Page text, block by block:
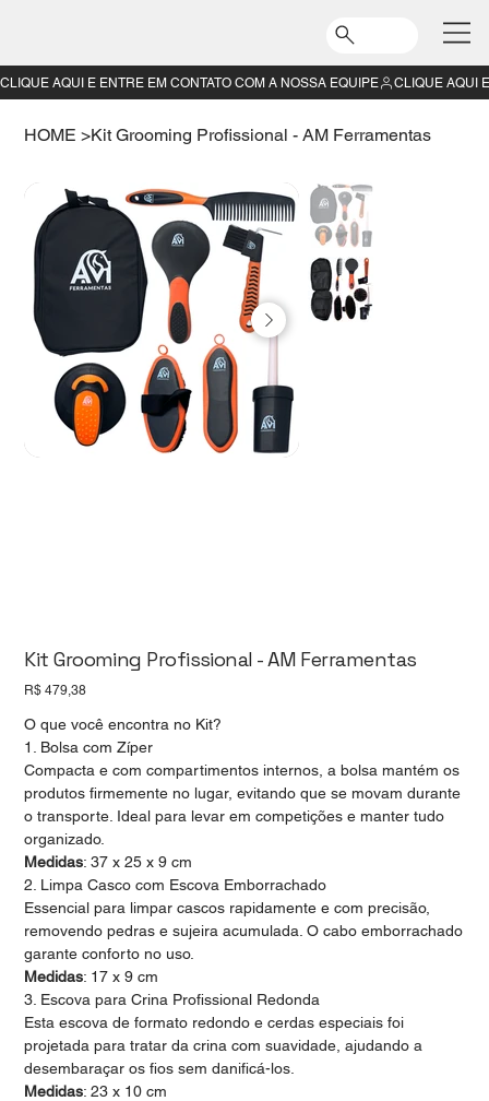
HOME >Kit Grooming Profissional - AM Ferramentas
Kit Grooming Profissional - AM Ferramentas
Preço
R$ 479,38
O que você encontra no Kit?
1. Bolsa com Zíper
Compacta e com compartimentos internos, a bolsa mantém os
produtos firmemente no lugar, evitando que se movam durante
o transporte. Ideal para levar em competições e manter tudo
organizado.
Medidas: 37 x 25 x 9 cm
2. Limpa Casco com Escova Emborrachado
Essencial para limpar cascos rapidamente e com precisão,
removendo pedras e sujeira acumulada. O cabo emborrachado
garante conforto no uso.
Medidas: 17 x 9 cm
3. Escova para Crina Profissional Redonda
Esta escova de formato redondo e cerdas especiais foi
projetada para tratar da crina com suavidade, ajudando a
desembaraçar os fios sem danificá-los.
Medidas: 23 x 10 cm
CLIQUE AQUI E ENTRE EM CONTATO COM A NOSSA EQUIPE